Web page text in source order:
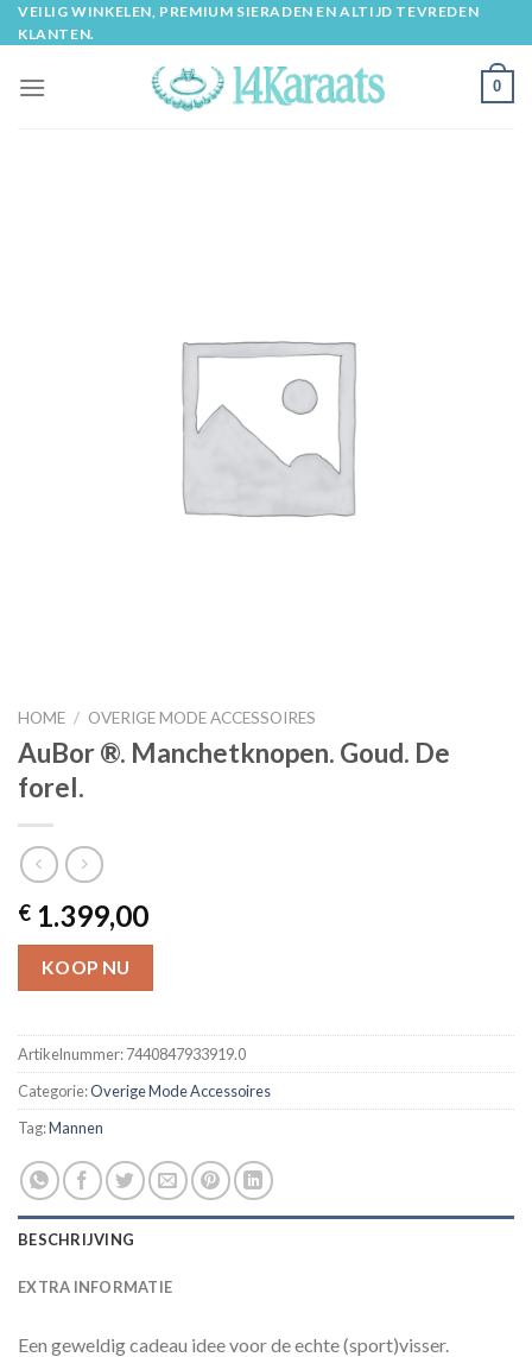
Skip
to
VEILIG WINKELEN, PREMIUM SIERADEN EN ALTIJD TEVREDEN
KLANTEN.
0
HOME / OVERIGE MODE ACCESSOIRES
AuBor ®. Manchetknopen. Goud. De
forel.
€ 1.399,00
KOOP NU
Artikelnummer:7440847933919.0
Categorie:Overige Mode Accessoires
Tag:Mannen
BESCHRIJVING
EXTRA INFORMATIE
Een geweldig cadeau idee voor de echte (sport)visser.